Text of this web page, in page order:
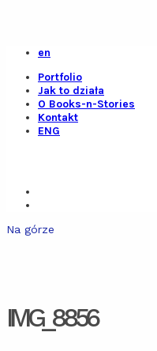
en
Portfolio
Jak to działa
O Books-n-Stories
Kontakt
ENG
Na górze
IMG_8856